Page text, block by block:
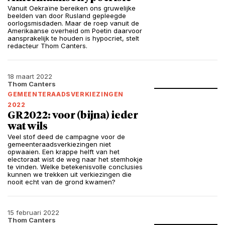
Vanuit Oekraïne bereiken ons gruwelijke
beelden van door Rusland gepleegde
oorlogsmisdaden. Maar de roep vanuit de
Amerikaanse overheid om Poetin daarvoor
aansprakelijk te houden is hypocriet, stelt
redacteur Thom Canters.
18 maart 2022
Thom Canters
GEMEENTERAADSVERKIEZINGEN
2022
GR2022: voor (bijna) ieder
wat wils
Veel stof deed de campagne voor de
gemeenteraadsverkiezingen niet
opwaaien. Een krappe helft van het
electoraat wist de weg naar het stemhokje
te vinden. Welke betekenisvolle conclusies
kunnen we trekken uit verkiezingen die
nooit echt van de grond kwamen?
15 februari 2022
Thom Canters